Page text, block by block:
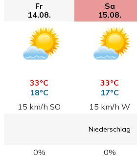
Fr
14.08.
Sa
15.08.
33°C
18°C
33°C
17°C
15 km/h SO
15 km/h W
Niederschlag
0% 0%